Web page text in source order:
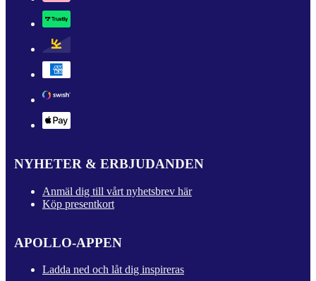
NYHETER & ERBJUDANDEN
Anmäl dig till vårt nyhetsbrev här
Köp presentkort
APOLLO-APPEN
Ladda ned och låt dig inspireras